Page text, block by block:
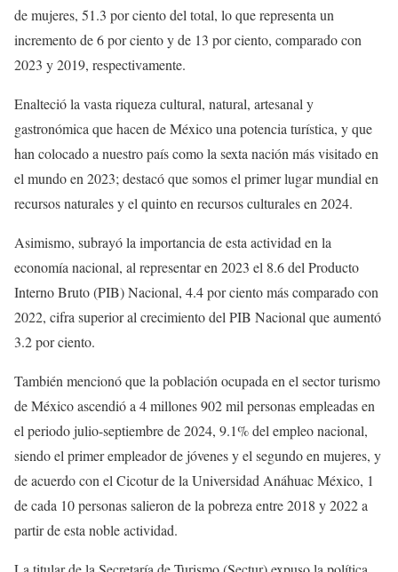
de mujeres, 51.3 por ciento del total, lo que representa un
incremento de 6 por ciento y de 13 por ciento, comparado con
2023 y 2019, respectivamente.
Enalteció la vasta riqueza cultural, natural, artesanal y
gastronómica que hacen de México una potencia turística, y que
han colocado a nuestro país como la sexta nación más visitado en
el mundo en 2023; destacó que somos el primer lugar mundial en
recursos naturales y el quinto en recursos culturales en 2024.
Asimismo, subrayó la importancia de esta actividad en la
economía nacional, al representar en 2023 el 8.6 del Producto
Interno Bruto (PIB) Nacional, 4.4 por ciento más comparado con
2022, cifra superior al crecimiento del PIB Nacional que aumentó
3.2 por ciento.
También mencionó que la población ocupada en el sector turismo
de México ascendió a 4 millones 902 mil personas empleadas en
el periodo julio-septiembre de 2024, 9.1% del empleo nacional,
siendo el primer empleador de jóvenes y el segundo en mujeres, y
de acuerdo con el Cicotur de la Universidad Anáhuac México, 1
de cada 10 personas salieron de la pobreza entre 2018 y 2022 a
partir de esta noble actividad.